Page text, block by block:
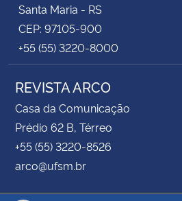
Santa Maria - RS
CEP: 97105-900
+55 (55) 3220-8000
REVISTA ARCO
Casa da Comunicação
Prédio 62 B, Térreo
+55 (55) 3220-8526
arco@ufsm.br